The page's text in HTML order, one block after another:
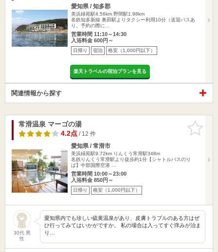
愛知県 / 知多郡
美浜緑苑駅4.56km 野間駅1.98km
名鉄知多新線 奥田駅よりタクシー利用10分（送迎バスあ
り。予約の際に…
営業時間 11:10～14:30
入浴料金 600円～
日帰り 宿泊 格安（1,000円以下）
楽天トラベルの宿泊プランを見る
関連情報から探す
お気に入
りに追加
常滑温泉 マーゴの湯
4.2点/ 12 件
愛知県 / 常滑市
美浜緑苑駅9.72km りんくう常滑駅348m
名鉄りんくう常滑駅より徒歩約1分【シャトルバスのり
ば】中部国際空港 …
営業時間 10:00～23:00
入浴料金 850円～
日帰り 格安（1,000円以下）
30代 男
性
愛知県内でも珍しい硫黄温泉があり、皮膚トラブルのある方はぜ
ひ行ってみてはいかがですか。 私の場合は入ってすぐ痒みが治ま
り…